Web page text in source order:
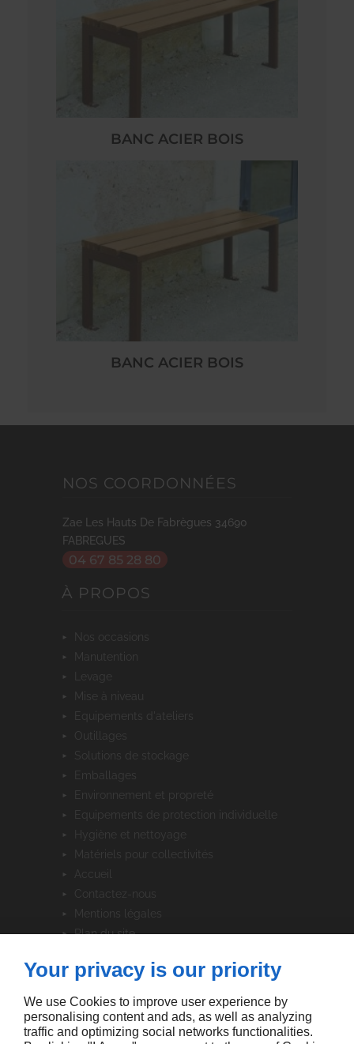
BANC ACIER BOIS
BANC ACIER BOIS
NOS COORDONNÉES
Zae Les Hauts De Fabrègues 34690
FABREGUES
04 67 85 28 80
À PROPOS
nos occasions
manutention
mise à niveau
equipements d'ateliers
outillages
solutions de stockage
emballages
environnement et propreté
equipements de protection individuelle
hygiène et nettoyage
matériels pour collectivités
accueil
contactez-nous
mentions légales
plan du site
SUIVEZ-NOUS
Your privacy is our priority
We use Cookies to improve user experience by
personalising content and ads, as well as analyzing
traffic and optimizing social networks functionalities.